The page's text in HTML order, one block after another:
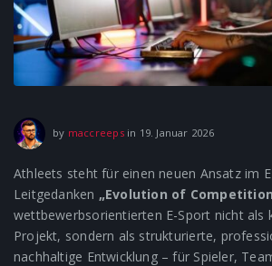
by maccreepsin 19. Januar 2026
Athleets steht für einen neuen Ansatz im
Leitgedanken „Evolution of
wettbewerbsorientierten E-Sport nicht als
Projekt, sondern als strukturierte,
nachhaltige Entwicklung – für Spieler,